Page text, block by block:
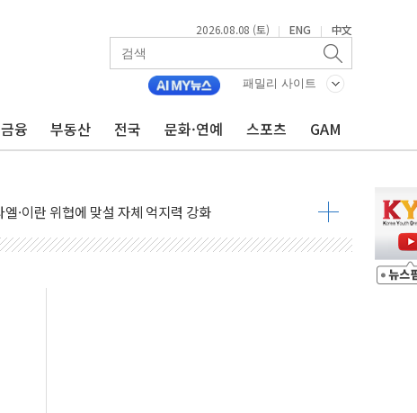
2026.08.08 (토) | ENG | 中文
패밀리 사이트
융 부동산 전국 문화·연예 스포츠 GAM
아지며 상승… STOXX 600 지수는 나흘 연속 최고치
·이란 위협에 맞설 자체 억지력 강화
'… 美 해상봉쇄 영향